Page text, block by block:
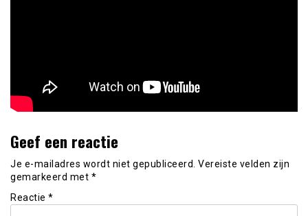
Geef een reactie
Je e-mailadres wordt niet gepubliceerd. Vereiste velden zijn
gemarkeerd met *
Reactie *